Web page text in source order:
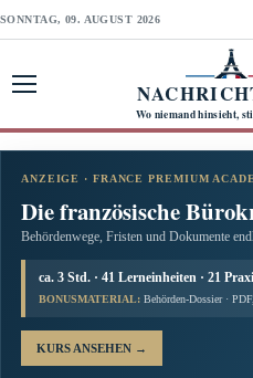
SONNTAG, 09. AUGUST 2026
Wo niemand hinsieht,
ANZEIGE · FRANCE PREMIUM
Die französische
Behördenwege, Fristen und Dokumente
ca. 3 Std. · 41 Lerneinheiten · 21
BONUSMATERIAL: Behörden-Dossier ·
KURS ANSEHEN →